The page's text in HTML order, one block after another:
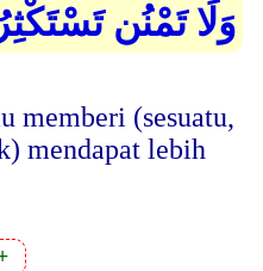
وَلَا تَمْنُن تَسْتَكْثِرُ
memberi (sesuatu,
mendapat lebih